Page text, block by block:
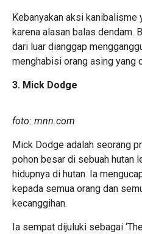
Kebanyakan aksi kanibalisme
karena alasan balas dendam.
dari luar dianggap
menghabisi orang asing yang
3. Mick Dodge
foto: mnn.com
Mick Dodge adalah seorang
pohon besar di sebuah hutan
hidupnya di hutan. Ia
kepada semua orang dan
kecanggihan.
Ia sempat dijuluki sebagai